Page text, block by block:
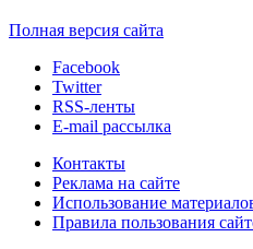
Полная версия сайта
Facebook
Twitter
RSS-ленты
E-mail рассылка
Контакты
Реклама на сайте
Использование
Правила пользования